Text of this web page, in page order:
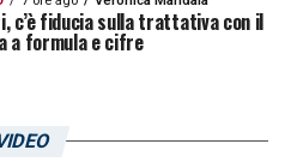
c’è fiducia sulla trattativa con il
a formula e cifre